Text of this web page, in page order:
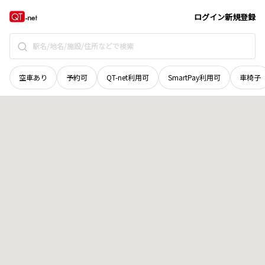
ログイン新規登録
空車あり 予約可 QT-net利用可 SmartPay利用可 車椅子
秋田県